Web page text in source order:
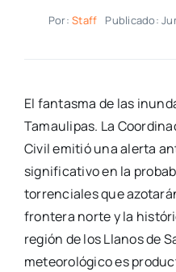
Por:Staff Publicado:
El fantasma de las
Tamaulipas. La
Civil emitió una alerta
significativo en la
torrenciales que
frontera norte y la
región de los Llanos de
meteorológico es